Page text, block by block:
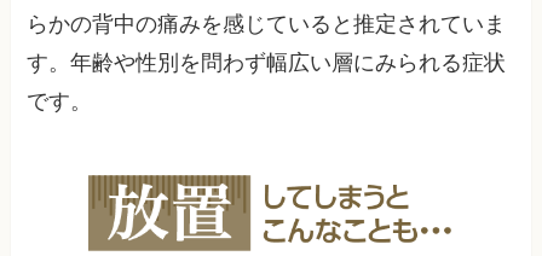
らかの背中の痛みを感じていると推定されていま
す。年齢や性別を問わず幅広い層にみられる症状
です。